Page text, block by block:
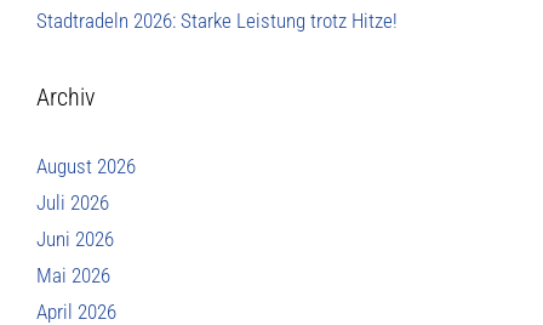
Stadtradeln 2026: Starke Leistung trotz Hitze!
Archiv
August 2026
Juli 2026
Juni 2026
Mai 2026
April 2026